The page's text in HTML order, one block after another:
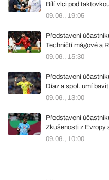
Bílí vlci pod
09.06., 19:05
Představení
Techničtí mágové a
09.06., 15:30
Představení
Díaz a spol. umí
09.06., 13:00
Představení
Zkušenosti z Evropy
09.06., 10:00